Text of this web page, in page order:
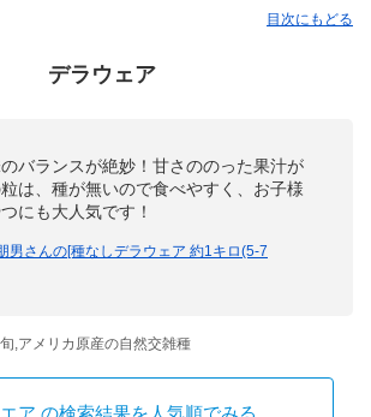
目次にもどる
デラウェア
バランスが絶妙！甘さののった果汁が
は、種が無いので食べやすく、お子様
にも大人気です！
男さんの[種なしデラウェア 約1キロ(5-7
,アメリカ原産の自然交雑種
ア の検索結果を人気順でみる